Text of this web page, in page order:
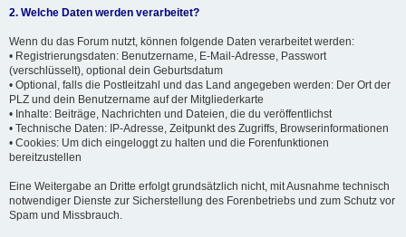
2. Welche Daten werden verarbeitet?
Wenn du das Forum nutzt, können folgende Daten verarbeitet werden:
• Registrierungsdaten: Benutzername, E-Mail-Adresse, Passwort
(verschlüsselt), optional dein Geburtsdatum
• Optional, falls die Postleitzahl und das Land angegeben werden: Der Ort der
PLZ und dein Benutzername auf der Mitgliederkarte
• Inhalte: Beiträge, Nachrichten und Dateien, die du veröffentlichst
• Technische Daten: IP-Adresse, Zeitpunkt des Zugriffs, Browserinformationen
• Cookies: Um dich eingeloggt zu halten und die Forenfunktionen
bereitzustellen
Eine Weitergabe an Dritte erfolgt grundsätzlich nicht, mit Ausnahme technisch
notwendiger Dienste zur Sicherstellung des Forenbetriebs und zum Schutz vor
Spam und Missbrauch.